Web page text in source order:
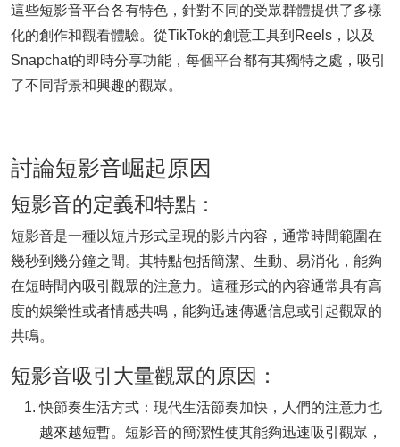
這些短影音平台各有特色，針對不同的受眾群體提供了多樣
化的創作和觀看體驗。從TikTok的創意工具到Reels，以及
Snapchat的即時分享功能，每個平台都有其獨特之處，吸引
了不同背景和興趣的觀眾。
討論短影音崛起原因
短影音的定義和特點：
短影音是一種以短片形式呈現的影片內容，通常時間範圍在
幾秒到幾分鐘之間。其特點包括簡潔、生動、易消化，能夠
在短時間內吸引觀眾的注意力。這種形式的內容通常具有高
度的娛樂性或者情感共鳴，能夠迅速傳遞信息或引起觀眾的
共鳴。
短影音吸引大量觀眾的原因：
快節奏生活方式：現代生活節奏加快，人們的注意力也
越來越短暫。短影音的簡潔性使其能夠迅速吸引觀眾，